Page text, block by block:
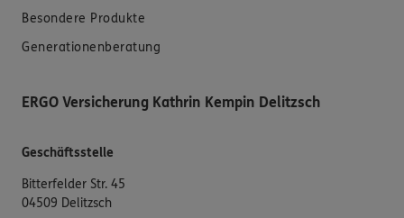
Besondere Produkte
Generationenberatung
ERGO Versicherung Kathrin Kempin Delitzsch
Geschäftsstelle
Bitterfelder Str. 45
04509 Delitzsch